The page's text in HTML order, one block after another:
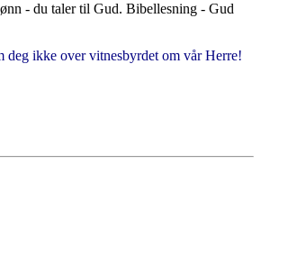
- du taler til Gud. Bibellesning - Gud
deg ikke over vitnesbyrdet om vår Herre!